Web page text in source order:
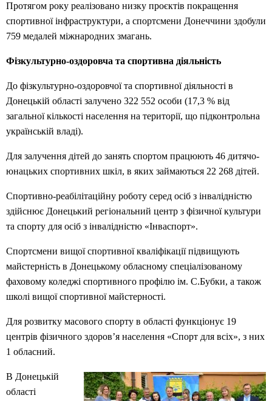
Протягом року реалізовано низку проєктів покращення
спортивної інфраструктури, а спортсмени Донеччини здобули
759 медалей міжнародних змагань.
Фізкультурно-оздоровча та спортивна діяльність
До фізкультурно-оздоровчої та спортивної діяльності в
Донецькій області залучено 322 552 особи (17,3 % від
загальної кількості населення на території, що підконтрольна
українській владі).
Для залучення дітей до занять спортом працюють 46 дитячо-
юнацьких спортивних шкіл, в яких займаються 22 268 дітей.
Спортивно-реабілітаційну роботу серед осіб з інвалідністю
здійснює Донецький регіональний центр з фізичної культури
та спорту для осіб з інвалідністю «Інваспорт».
Спортсмени вищої спортивної кваліфікації підвищують
майстерність в Донецькому обласному спеціалізованому
фаховому коледжі спортивного профілю ім. С.Бубки, а також
школі вищої спортивної майстерності.
Для розвитку масового спорту в області функціонує 19
центрів фізичного здоров’я населення «Спорт для всіх», з них
1 обласний.
В Донецькій
області